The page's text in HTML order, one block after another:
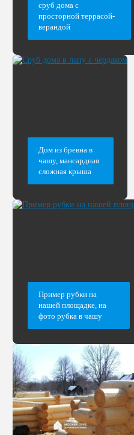
сруб дома с
просторной террасой-
верандой
Дом из бревна в
чашу, мансардная
сложная крыша
Пример рубки на
нашей площадке, на
фото рубка в чашу